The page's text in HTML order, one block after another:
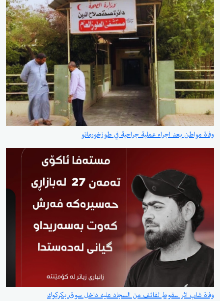
وفاة مواطن بعد اجراء عملية جراحية في طوزخورماتو
وفاة شاب اثر سقوط لفائف من السجاد عليه داخل سوق بكركوك